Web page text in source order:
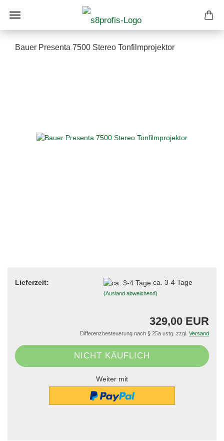
Bauer Presenta 7500 Stereo Tonfilmprojektor
Lieferzeit: ca. 3-4 Tage
(Ausland abweichend)
329,00 EUR
Differenzbesteuerung nach § 25a ustg. zzgl. Versand
Weiter mit